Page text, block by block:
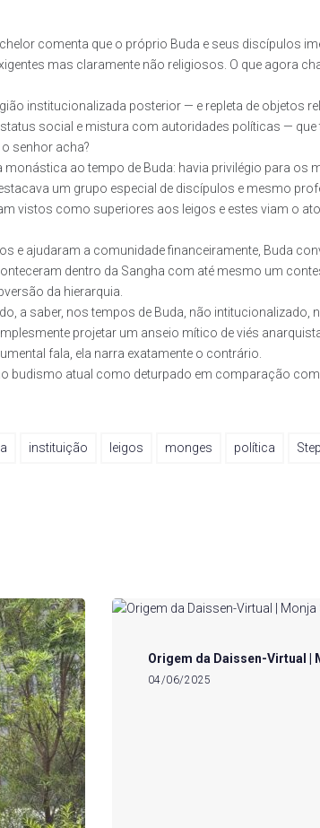
comenta que o próprio Buda e seus discípulos
mas claramente não religiosos. O que agora
institucionalizada posterior — e repleta de objetos
social e mistura com autoridades políticas — que
senhor acha?
ao tempo de Buda: havia privilégio para os
um grupo especial de discípulos e mesmo
vistos como superiores aos leigos e estes viam o
e ajudaram a comunidade financeiramente, Buda
dentro da Sangha com até mesmo um
da hierarquia.
a saber, nos tempos de Buda, não intitucionalizado,
projetar um anseio mítico de viés
fala, ela narra exatamente o contrário.
budismo atual como deturpado em comparação
instituição leigos monges política
Origem da Daissen-Virtual |
04/06/2025